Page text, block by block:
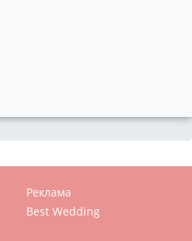
Реклама
Best Wedding